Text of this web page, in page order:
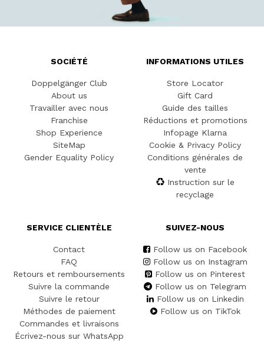
SOCIÉTÉ
Doppelgänger Club
About us
Travailler avec nous
Franchise
Shop Experience
SiteMap
Gender Equality Policy
INFORMATIONS UTILES
Store Locator
Gift Card
Guide des tailles
Réductions et promotions
Infopage Klarna
Cookie & Privacy Policy
Conditions générales de
vente
Instruction sur le
recyclage
SERVICE CLIENTÈLE
Contact
FAQ
Retours et remboursements
Suivre la commande
Suivre le retour
Méthodes de paiement
Commandes et livraisons
Écrivez-nous sur WhatsApp
SUIVEZ-NOUS
Follow us on Facebook
Follow us on Instagram
Follow us on Pinterest
Follow us on Telegram
Follow us on Linkedin
Follow us on TikTok